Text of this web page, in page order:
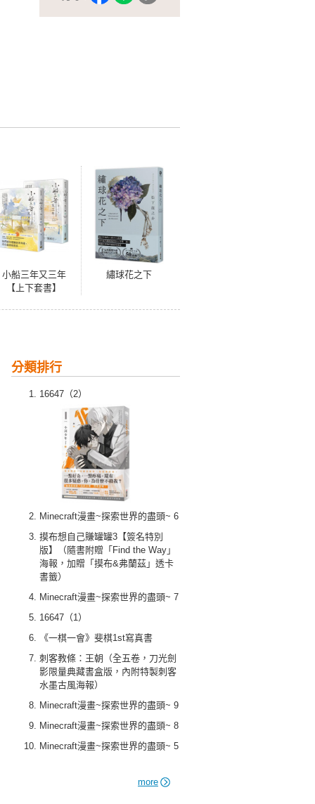
小船三年又三年
【上下套書】
繡球花之下
分類排行
16647（2）
Minecraft漫畫~探索世界的盡頭~ 6
摸布想自己賺罐罐3【簽名特別
版】（隨書附贈「Find the Way」
海報，加贈「摸布&弗蘭茲」透卡
書籤）
Minecraft漫畫~探索世界的盡頭~ 7
16647（1）
《一棋一會》斐棋1st寫真書
刺客教條：王朝（全五卷，刀光劍
影限量典藏書盒版，內附特製刺客
水墨古風海報）
Minecraft漫畫~探索世界的盡頭~ 9
Minecraft漫畫~探索世界的盡頭~ 8
Minecraft漫畫~探索世界的盡頭~ 5
more